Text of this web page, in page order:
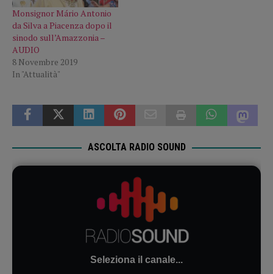
Monsignor Mário Antonio
da Silva a Piacenza dopo il
sinodo sull’Amazzonia –
AUDIO
8 Novembre 2019
In "Attualità"
ASCOLTA RADIO SOUND
Seleziona il canale...